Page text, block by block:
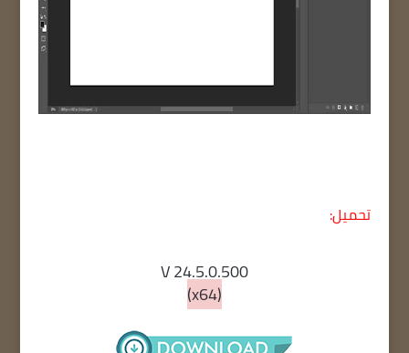
تحميل:
V 24.5.0.500
(x64)